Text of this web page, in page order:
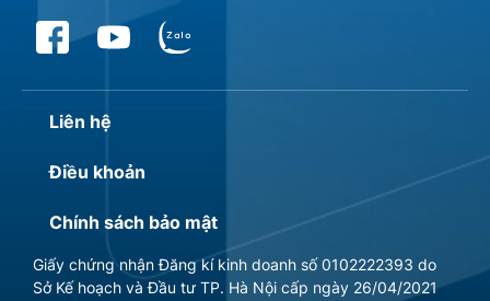
Liên hệ
Điều khoản
Chính sách bảo mật
Giấy chứng nhận Đăng kí kinh doanh số 0102222393 do
Sở Kế hoạch và Đầu tư TP. Hà Nội cấp ngày 26/04/2021